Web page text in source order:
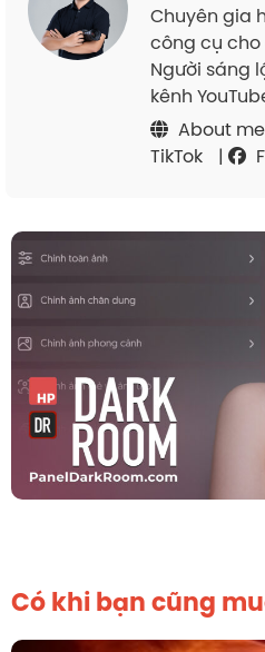
Chuyên gia
công cụ
Người sáng
kênh
About me
TikTok
|
Có khi bạn cũng